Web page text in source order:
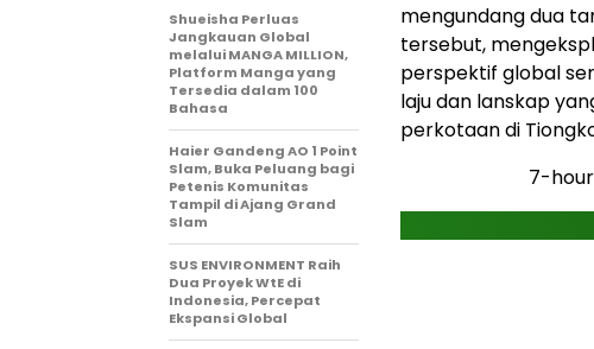
mengundang dua
tersebut,
perspektif global
laju dan lanskap
perkotaan di
7-
Shueisha Perluas
Jangkauan Global
melalui MANGA MILLION,
Platform Manga yang
Tersedia dalam 100
Bahasa
Haier Gandeng AO 1 Point
Slam, Buka Peluang bagi
Petenis Komunitas
Tampil di Ajang Grand
Slam
SUS ENVIRONMENT Raih
Dua Proyek WtE di
Indonesia, Percepat
Ekspansi Global